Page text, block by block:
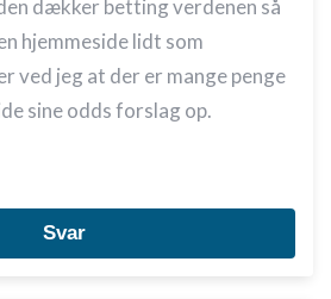
dækker betting verdenen så
hjemmeside lidt som
ved jeg at der er mange penge
sine odds forslag op.
Svar